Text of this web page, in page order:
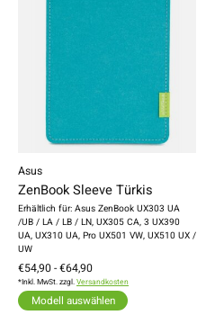
Asus
ZenBook Sleeve Türkis
Erhältlich für: Asus ZenBook UX303 UA
/UB / LA / LB / LN, UX305 CA, 3 UX390
UA, UX310 UA, Pro UX501 VW, UX510 UX /
UW
€54,90 - €64,90
*Inkl. MwSt. zzgl.Versandkosten
Modell auswählen